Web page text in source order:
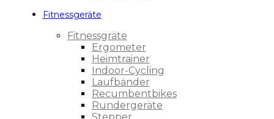
Fitnessgeräte
Fitnessgräte
Ergometer
Heimtrainer
Indoor-Cycling
Laufbänder
Recumbentbikes
Rundergeräte